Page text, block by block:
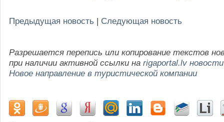
Предыдущая новость | Следующая новость
Разрешается перепись или копирование текстов
при наличии активной ссылки на rigaportal.lv новости
Новое направление в туристической компании